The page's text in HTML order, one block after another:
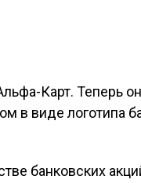
Карт. Теперь
в виде логотипа
банковских